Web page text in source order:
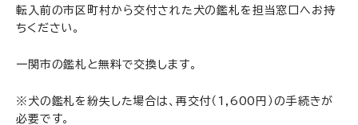
転入前の市区町村から交付された犬の鑑札を担当窓口へお持
ちください。
一関市の鑑札と無料で交換します。
※犬の鑑札を紛失した場合は、再交付（1,600円）の手続きが
必要です。